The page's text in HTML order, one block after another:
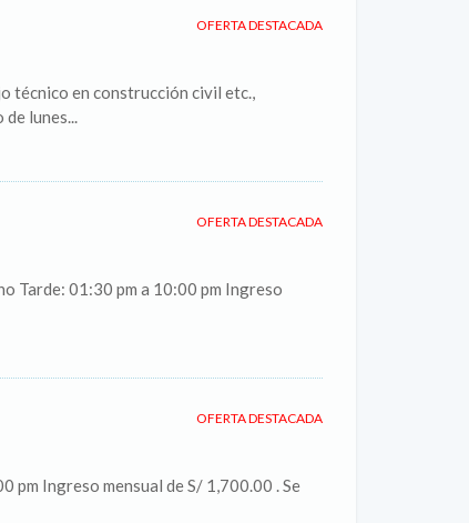
OFERTA DESTACADA
técnico en construcción civil etc.,
lunes...
OFERTA DESTACADA
Tarde: 01:30 pm a 10:00 pm Ingreso
OFERTA DESTACADA
pm Ingreso mensual de S/ 1,700.00 . Se